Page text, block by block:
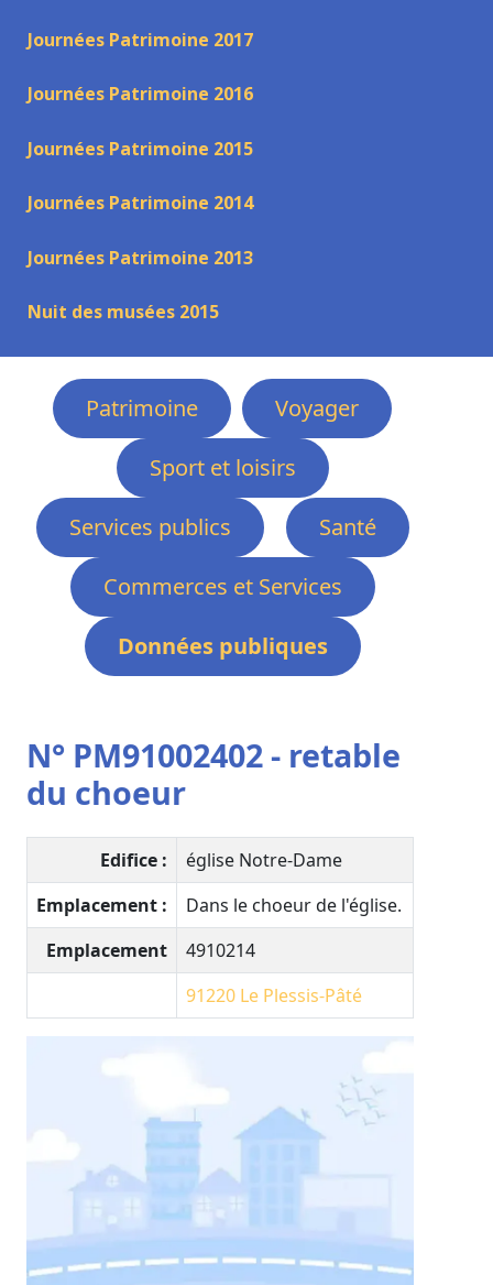
Journées Patrimoine 2017
Journées Patrimoine 2016
Journées Patrimoine 2015
Journées Patrimoine 2014
Journées Patrimoine 2013
Nuit des musées 2015
Patrimoine
Voyager
Sport et loisirs
Services publics
Santé
Commerces et Services
Données publiques
N° PM91002402 - retable
du choeur
Edifice :
église Notre-Dame
Emplacement :
Dans le choeur de l'église.
Emplacement
4910214
91220 Le Plessis-Pâté